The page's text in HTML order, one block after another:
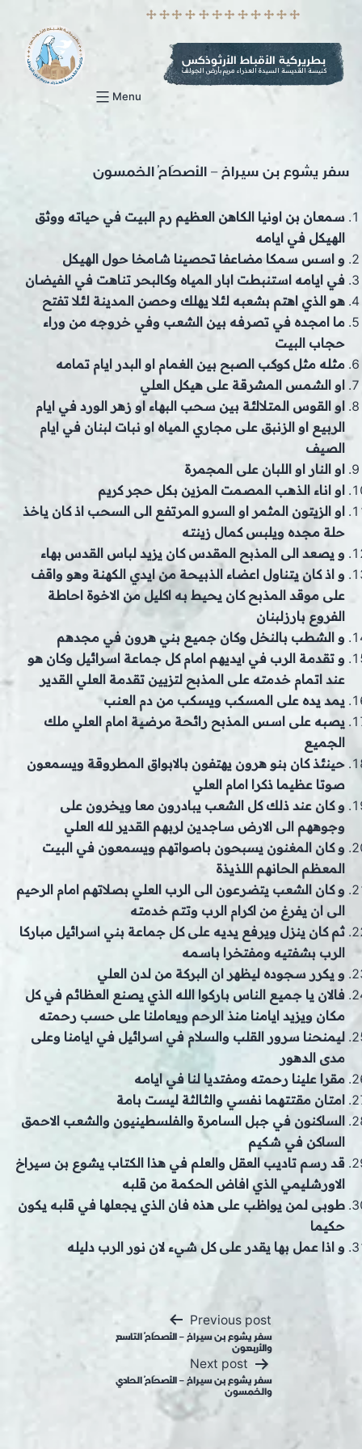
بطريركية الأقباط الأرثوذكس
كنيسة القديسة السيدة العذراء مريم بأرض الجولف
Menu
سفر يشوع بن سيراخ – الأصحَاحُ الخمسون
سمعان بن اونيا الكاهن العظيم رم البيت في حياته ووثق
الهيكل في ايامه
و اسس سمكا مضاعفا تحصينا شامخا حول الهيكل
في ايامه استنبطت ابار المياه وكالبحر تناهت في الفيضان
هو الذي اهتم بشعبه لئلا يهلك وحصن المدينة لئلا تفتح
ما امجده في تصرفه بين الشعب وفي خروجه من وراء
حجاب البيت
مثله مثل كوكب الصبح بين الغمام او البدر ايام تمامه
او الشمس المشرقة على هيكل العلي
او القوس المتلالئة بين سحب البهاء او زهر الورد في ايام
الربيع او الزنبق على مجاري المياه او نبات لبنان في ايام
الصيف
او النار او اللبان على المجمرة
او اناء الذهب المصمت المزين بكل حجر كريم
او الزيتون المثمر او السرو المرتفع الى السحب اذ كان ياخذ
حلة مجده ويلبس كمال زينته
و يصعد الى المذبح المقدس كان يزيد لباس القدس بهاء
و اذ كان يتناول اعضاء الذبيحة من ايدي الكهنة وهو واقف
على موقد المذبح كان يحيط به اكليل من الاخوة احاطة
الفروع بارزلبنان
و الشطب بالنخل وكان جميع بني هرون في مجدهم
و تقدمة الرب في ايديهم امام كل جماعة اسرائيل وكان هو
عند اتمام خدمته على المذبح لتزيين تقدمة العلي القدير
يمد يده على المسكب ويسكب من دم العنب
يصبه على اسس المذبح رائحة مرضية امام العلي ملك
الجميع
حينئذ كان بنو هرون يهتفون بالابواق المطروقة ويسمعون
صوتا عظيما ذكرا امام العلي
و كان عند ذلك كل الشعب يبادرون معا ويخرون على
وجوههم الى الارض ساجدين لربهم القدير لله العلي
و كان المغنون يسبحون باصواتهم ويسمعون في البيت
المعظم الحانهم اللذيذة
و كان الشعب يتضرعون الى الرب العلي بصلاتهم امام الرحيم
الى ان يفرغ من اكرام الرب وتتم خدمته
ثم كان ينزل ويرفع يديه على كل جماعة بني اسرائيل مباركا
الرب بشفتيه ومفتخرا باسمه
و يكرر سجوده ليظهر ان البركة من لدن العلي
فالان يا جميع الناس باركوا الله الذي يصنع العظائم في كل
مكان ويزيد ايامنا منذ الرحم ويعاملنا على حسب رحمته
ليمنحنا سرور القلب والسلام في اسرائيل في ايامنا وعلى
مدى الدهور
مقرا علينا رحمته ومفتديا لنا في ايامه
امتان مقتتهما نفسي والثالثة ليست بامة
الساكنون في جبل السامرة والفلسطينيون والشعب الاحمق
الساكن في شكيم
قد رسم تاديب العقل والعلم في هذا الكتاب يشوع بن سيراخ
الاورشليمي الذي افاض الحكمة من قلبه
طوبى لمن يواظب على هذه فان الذي يجعلها في قلبه يكون
حكيما
و اذا عمل بها يقدر على كل شيء لان نور الرب دليله
Previous post
سفر يشوع بن سيراخ – الأصحَاحُ التاسع
والأربعون
Next post
سفر يشوع بن سيراخ – الأصحَاحُ الحادي
والخمسون